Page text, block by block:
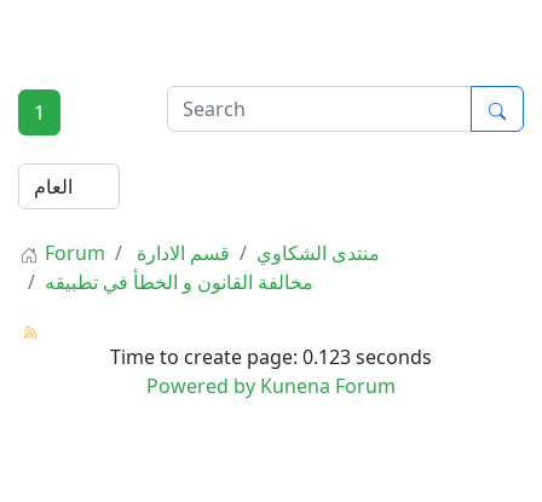
1
Forum قسم الادارة
منتدى الشكاوي
مخالفة القانون و الخطأ في تطبيقه
Time to create page: 0.123 seconds
Powered by Kunena Forum